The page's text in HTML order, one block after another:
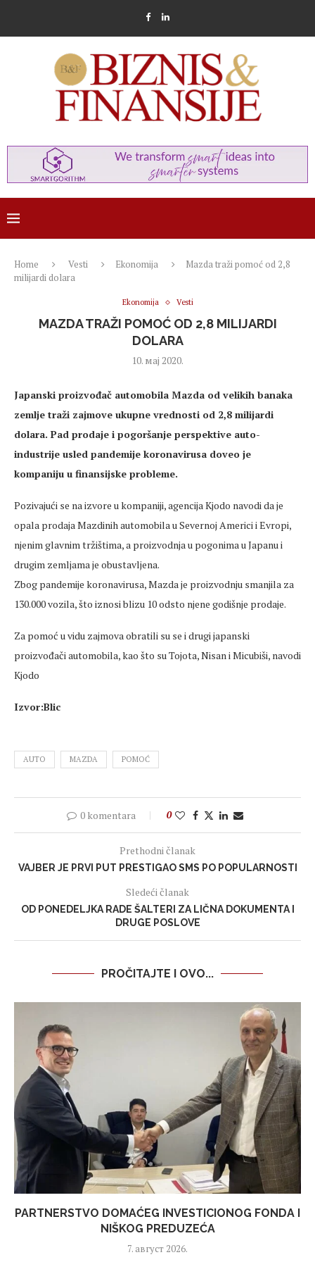
Home Vesti Ekonomija
Mazda traži pomoć od 2,8
milijardi dolara
Ekonomija Vesti
MAZDA TRAŽI POMOĆ OD 2,8 MILIJARDI
DOLARA
10. мај 2020.
Japanski proizvođač automobila Mazda od velikih banaka
zemlje traži zajmove ukupne vrednosti od 2,8 milijardi
dolara. Pad prodaje i pogoršanje perspektive auto-
industrije usled pandemije koronavirusa doveo je
kompaniju u finansijske probleme.
Pozivajući se na izvore u kompaniji, agencija Kjodo navodi da je
opala prodaja Mazdinih automobila u Severnoj Americi i Evropi,
njenim glavnim tržištima, a proizvodnja u pogonima u Japanu i
drugim zemljama je obustavljena.
Zbog pandemije koronavirusa, Mazda je proizvodnju smanjila za
130.000 vozila, što iznosi blizu 10 odsto njene godišnje prodaje.
Za pomoć u vidu zajmova obratili su se i drugi japanski
proizvođači automobila, kao što su Tojota, Nisan i Micubiši, navodi
Kjodo
Izvor:Blic
AUTO MAZDA POMOĆ
0 komentara 0
Prethodni članak
VAJBER JE PRVI PUT PRESTIGAO SMS PO POPULARNOSTI
Sledeći članak
OD PONEDELJKA RADE ŠALTERI ZA LIČNA DOKUMENTA I
DRUGE POSLOVE
PROČITAJTE I OVO...
PARTNERSTVO DOMAĆEG INVESTICIONOG FONDA I
NIŠKOG PREDUZEĆA
7. август 2026.